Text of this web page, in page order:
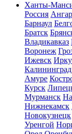
Ханты-
Россия
Барнаул
Братск
Владикавказ
Воронеж
Ижевск
Калининград
Амуре
Курск
Мурманск
Нижнекамск
Новокузнецк
Уренгой